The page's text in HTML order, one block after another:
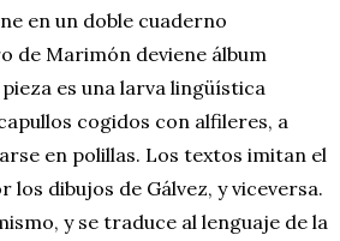
en un doble cuaderno
de Marimón deviene álbum
es una larva lingüística
cogidos con alfileres, a
en polillas. Los textos imitan el
dibujos de Gálvez, y viceversa.
y se traduce al lenguaje de la